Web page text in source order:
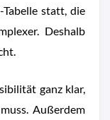
statt, die
Deshalb
ganz klar,
Außerdem